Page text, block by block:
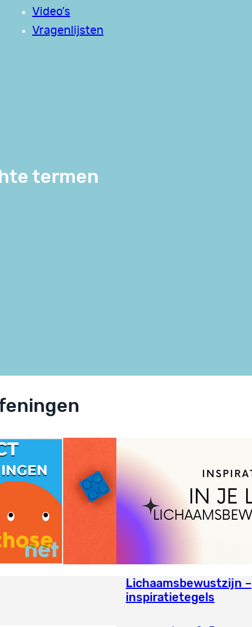
Video’s
Vragenlijsten
termen
Lichaamsbewustzijn –
inspiratietegels